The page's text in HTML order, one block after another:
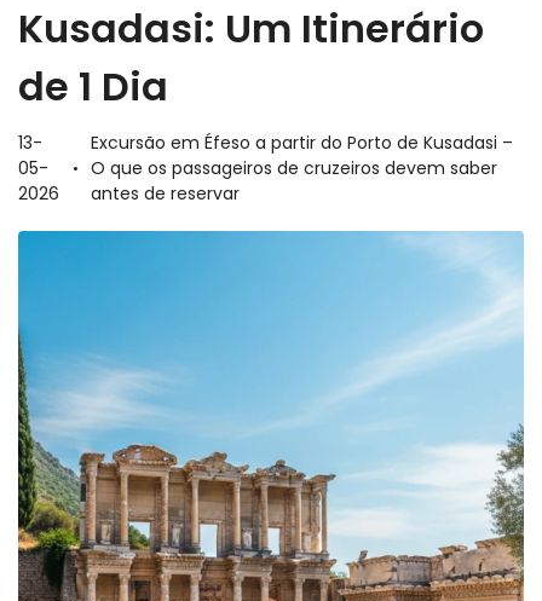
Kusadasi: Um Itinerário
de 1 Dia
13-
05-
2026
Excursão em Éfeso a partir do Porto de Kusadasi –
O que os passageiros de cruzeiros devem saber
antes de reservar